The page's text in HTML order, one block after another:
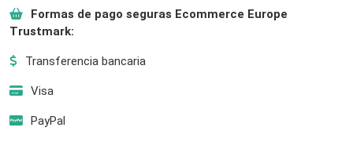
Formas de pago seguras Ecommerce Europe
Trustmark:
Transferencia bancaria
Visa
PayPal